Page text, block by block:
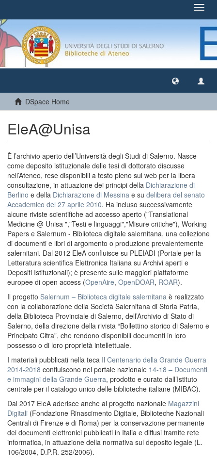
DSpace Home
EleA@Unisa
È l’archivio aperto dell’Università degli Studi di Salerno. Nasce
come deposito istituzionale delle tesi di dottorato discusse
nell’Ateneo, rese disponibili a testo pieno sul web per la libera
consultazione, in attuazione dei principi della Dichiarazione di
Berlino e della Dichiarazione di Messina e su delibera del senato
Accademico del 27 aprile 2010. Ha incluso successivamente
alcune riviste scientifiche ad accesso aperto ("Translational
Medicine @ Unisa ","Testi e linguaggi","Misure critiche"), Working
Papers e Salernum - Biblioteca digitale salernitana, una collezione
di documenti e libri di argomento o produzione prevalentemente
salernitani. Dal 2012 EleA confluisce su PLEIADI (Portale per la
Letteratura scientifica Elettronica Italiana su Archivi aperti e
Depositi Istituzionali); è presente sulle maggiori piattaforme
europee di open access (OpenAire, OpenDOAR, ROAR).
Il progetto Salernum – Biblioteca digitale salernitana è realizzato
con la collaborazione della Società Salernitana di Storia Patria,
della Biblioteca Provinciale di Salerno, dell’Archivio di Stato di
Salerno, della direzione della rivista “Bollettino storico di Salerno e
Principato Citra”, che rendono disponibili documenti in loro
possesso o di loro proprietà intellettuale.
I materiali pubblicati nella teca Il Centenario della Grande Guerra
2014-2018 confluiscono nel portale nazionale 14-18 – Documenti
e immagini della Grande Guerra, prodotto e curato dall’Istituto
centrale per il catalogo unico delle biblioteche italiane (MIBAC).
Dal 2017 EleA aderisce anche al progetto nazionale Magazzini
Digitali (Fondazione Rinascimento Digitale, Biblioteche Nazionali
Centrali di Firenze e di Roma) per la conservazione permanente
dei documenti elettronici pubblicati in Italia e diffusi tramite rete
informatica, in attuazione della normativa sul deposito legale (L.
106/2004, D.P.R. 252/2006).